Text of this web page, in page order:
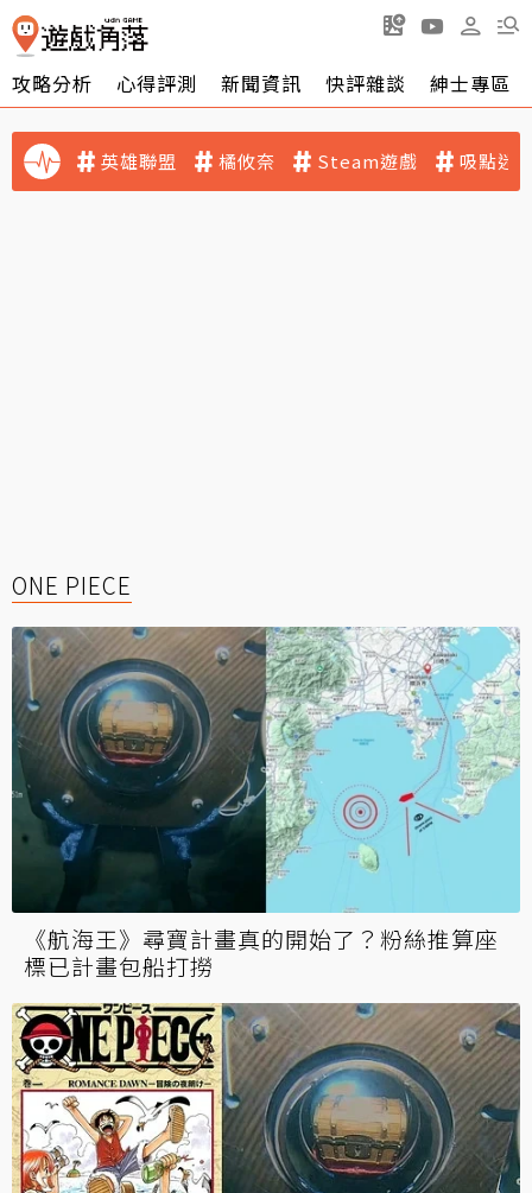
攻略分析 心得評測 新聞資訊 快評雜談 紳士專區
英雄聯盟 橘攸奈 Steam遊戲 吸點迷
ONE PIECE
《航海王》尋寶計畫真的開始了？粉絲推算座
標已計畫包船打撈